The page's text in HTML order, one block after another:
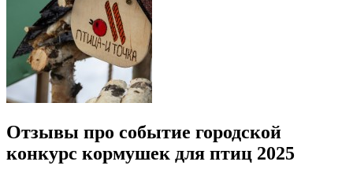
Отзывы про событие городской
конкурс кормушек для птиц 2025